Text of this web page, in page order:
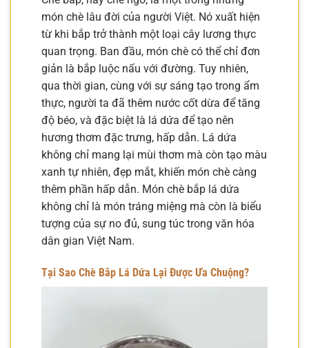
món chè lâu đời của người Việt. Nó xuất hiện
từ khi bắp trở thành một loại cây lương thực
quan trọng. Ban đầu, món chè có thể chỉ đơn
giản là bắp luộc nấu với đường. Tuy nhiên,
qua thời gian, cùng với sự sáng tạo trong ẩm
thực, người ta đã thêm nước cốt dừa để tăng
độ béo, và đặc biệt là lá dứa để tạo nên
hương thơm đặc trưng, hấp dẫn. Lá dứa
không chỉ mang lại mùi thơm mà còn tạo màu
xanh tự nhiên, đẹp mắt, khiến món chè càng
thêm phần hấp dẫn. Món chè bắp lá dứa
không chỉ là món tráng miệng mà còn là biểu
tượng của sự no đủ, sung túc trong văn hóa
dân gian Việt Nam.
Tại Sao Chè Bắp Lá Dứa Lại Được Ưa Chuộng?